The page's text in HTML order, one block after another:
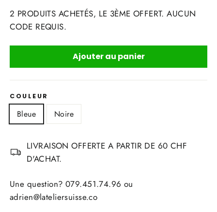
2 PRODUITS ACHETÉS, LE 3ÈME OFFERT. AUCUN
CODE REQUIS.
Ajouter au panier
COULEUR
Bleue Noire
LIVRAISON OFFERTE A PARTIR DE 60 CHF
D'ACHAT.
Une question? 079.451.74.96 ou
adrien@lateliersuisse.co